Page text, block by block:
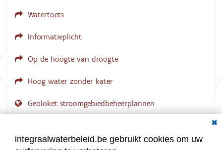
Watertoets
Informatieplicht
Op de hoogte van droogte
Hoog water zonder kater
Geoloket stroomgebiedbeheerplannen
LOGIN VEREIST
integraalwaterbeleid.be gebruikt cookies om uw